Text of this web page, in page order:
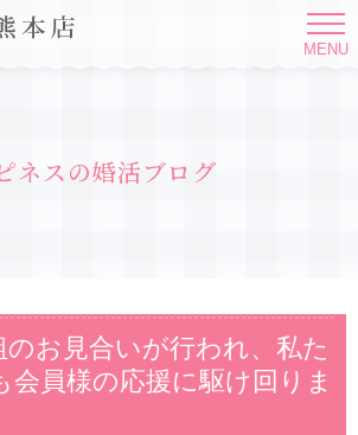
MENU
ネスの婚活ブログ
のお見合いが行われ、私た
会員様の応援に駆け回りま